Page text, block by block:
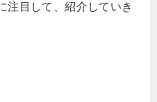
注目して、紹介していき